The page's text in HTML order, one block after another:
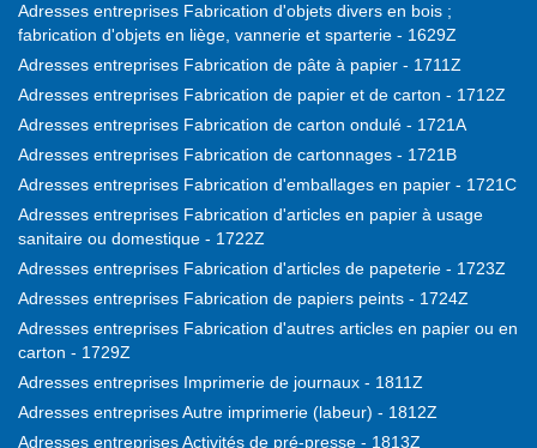
Adresses entreprises Fabrication d'objets divers en bois ;
fabrication d'objets en liège, vannerie et sparterie - 1629Z
Adresses entreprises Fabrication de pâte à papier - 1711Z
Adresses entreprises Fabrication de papier et de carton - 1712Z
Adresses entreprises Fabrication de carton ondulé - 1721A
Adresses entreprises Fabrication de cartonnages - 1721B
Adresses entreprises Fabrication d'emballages en papier - 1721C
Adresses entreprises Fabrication d'articles en papier à usage
sanitaire ou domestique - 1722Z
Adresses entreprises Fabrication d'articles de papeterie - 1723Z
Adresses entreprises Fabrication de papiers peints - 1724Z
Adresses entreprises Fabrication d'autres articles en papier ou en
carton - 1729Z
Adresses entreprises Imprimerie de journaux - 1811Z
Adresses entreprises Autre imprimerie (labeur) - 1812Z
Adresses entreprises Activités de pré-presse - 1813Z